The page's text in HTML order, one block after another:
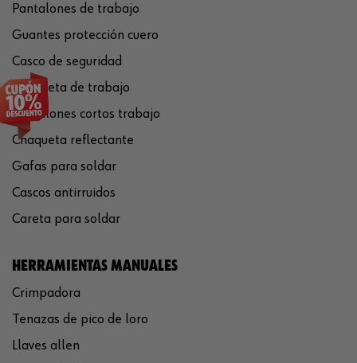
Pantalones de trabajo
Guantes protección cuero
Casco de seguridad
Chaqueta de trabajo
Pantalones cortos trabajo
Chaqueta reflectante
Gafas para soldar
Cascos antirruidos
Careta para soldar
HERRAMIENTAS MANUALES
Crimpadora
Tenazas de pico de loro
Llaves allen